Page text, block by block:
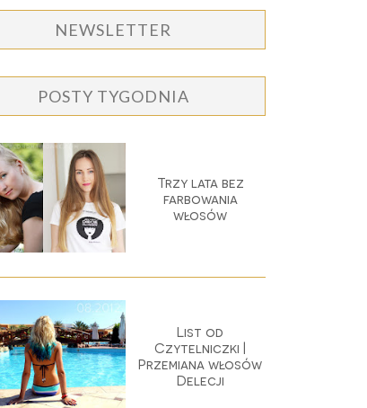
NEWSLETTER
POSTY TYGODNIA
Trzy lata bez
farbowania
włosów
List od
Czytelniczki |
Przemiana włosów
Delecji